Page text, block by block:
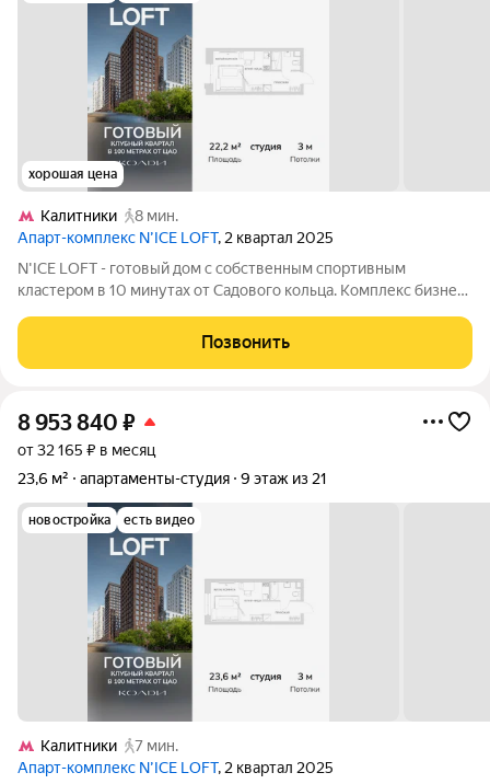
хорошая цена
Калитники
8 мин.
Апарт-комплекс N’ICE LOFT, 2 квартал 2025
N'ICE LOFT - готовый дом с собственным спортивным
кластером в 10 минутах от Садового кольца. Комплекс бизнес-
компания КОЛДИ, представляет собой знаковое жилое
пространство, на территории которого
Позвонить
8 953 840 ₽
от 32 165 ₽ в месяц
23,6 м²
апартаменты-студия 9 этаж из 21
новостройка есть видео
Калитники
7 мин.
Апарт-комплекс N’ICE LOFT, 2 квартал 2025